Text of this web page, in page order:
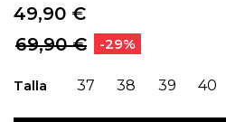
49,90 €
69,90 €
-29%
Talla 37 38 39 40